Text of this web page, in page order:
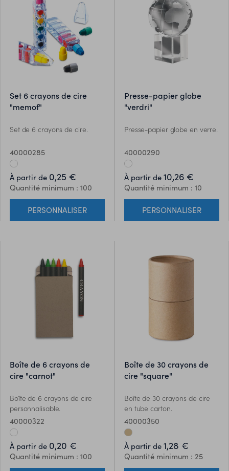
set 6 crayons de cire
"memof"
Set de 6 crayons de cire.
40000285
À partir de 0,25 €
Quantité minimum : 100
PERSONNALISER
presse-papier globe
"verdri"
Presse-papier globe en verre.
40000290
À partir de 10,26 €
Quantité minimum : 10
PERSONNALISER
boîte de 6 crayons de
cire "carnot"
Boîte de 6 crayons de cire
personnalisable.
40000322
À partir de 0,20 €
Quantité minimum : 100
boîte de 30 crayons de
cire "square"
Boîte de 30 crayons de cire
en tube carton.
40000350
À partir de 1,28 €
Quantité minimum : 25